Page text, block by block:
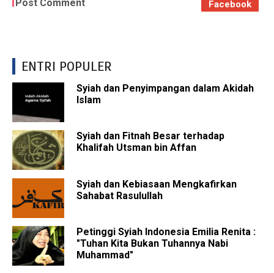
Post Comment Facebook
ENTRI POPULER
Syiah dan Penyimpangan dalam Akidah
Islam
Syiah dan Fitnah Besar terhadap
Khalifah Utsman bin Affan
Syiah dan Kebiasaan Mengkafirkan
Sahabat Rasulullah
Petinggi Syiah Indonesia Emilia Renita :
"Tuhan Kita Bukan Tuhannya Nabi
Muhammad"